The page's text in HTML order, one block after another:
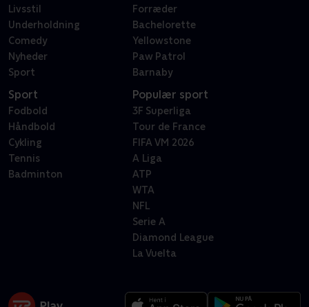
Livsstil
Underholdning
Comedy
Nyheder
Sport
Forræder
Bachelorette
Yellowstone
Paw Patrol
Barnaby
Sport
Fodbold
Håndbold
Cykling
Tennis
Badminton
Populær sport
3F Superliga
Tour de France
FIFA VM 2026
A Liga
ATP
WTA
NFL
Serie A
Diamond League
La Vuelta